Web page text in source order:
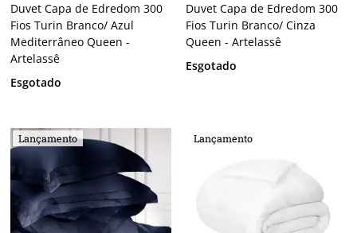
Duvet Capa de Edredom 300
Fios Turin Branco/ Azul
Mediterrâneo Queen -
Artelassê
Esgotado
Duvet Capa de Edredom 300
Fios Turin Branco/ Cinza
Queen - Artelassê
Esgotado
Lançamento Lançamento